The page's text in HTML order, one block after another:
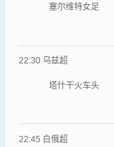
塞尔维特女足
22:30 乌兹超
塔什干火车头
22:45 白俄超